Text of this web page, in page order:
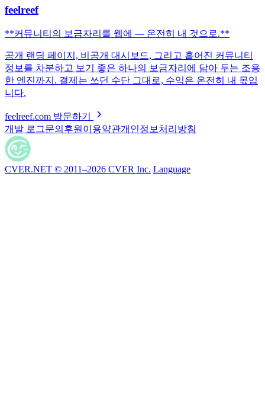
feelreef
**커뮤니티의 보금자리를 웹에 — 온전히 내 것으로.**
공개 랜딩 페이지, 비공개 대시보드, 그리고 흩어진 커뮤니티
정보를 차분하고 보기 좋은 하나의 보금자리에 담아 두는 조용
한 엔진까지. 결제는 쓰던 수단 그대로, 수익은 온전히 내 몫입
니다.
feelreef.com 방문하기
개발 로그문의 후원 이용약관개인정보처리방침
CVER.NET © 2011–2026 CVER Inc. Language